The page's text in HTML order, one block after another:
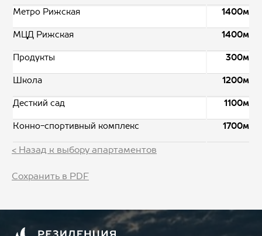
Метро Рижская 1400м
МЦД Рижская 1400м
Продукты 300м
Школа 1200м
Десткий сад 1100м
Конно-спортивный комплекс 1700м
< Назад к выбору апартаментов
Сохранить в PDF